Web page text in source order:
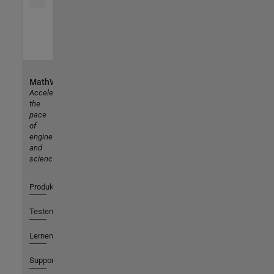
MathWorks
Accelerating
the
pace
of
engineering
and
science
Produkte
Testen oder Kaufen
Lernen
Support